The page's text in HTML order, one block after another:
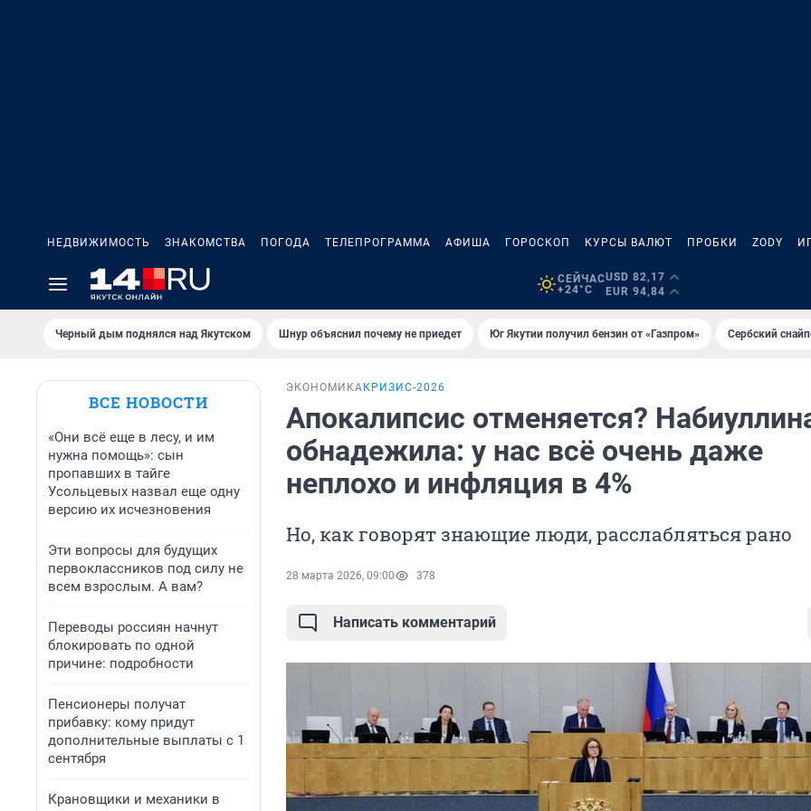
НЕДВИЖИМОСТЬ ЗНАКОМСТВА ПОГОДА ТЕЛЕПРОГРАММА АФИША ГОРОСКОП КУРСЫ ВАЛЮТ ПРОБКИ ZODY
СЕЙЧАС
+24°C
USD 82,17
EUR 94,84
Черный дым поднялся над Якутском Шнур объяснил почему не приедет Юг Якутии получил бензин от «Газпром» Сербский
ВСЕ НОВОСТИ
«Они всё еще в лесу, и им
нужна помощь»: сын
пропавших в тайге
Усольцевых назвал еще одну
версию их исчезновения
Эти вопросы для будущих
первоклассников под силу не
всем взрослым. А вам?
Переводы россиян начнут
блокировать по одной
причине: подробности
Пенсионеры получат
прибавку: кому придут
дополнительные выплаты с 1
сентября
Крановщики и механики в
ЭКОНОМИКА КРИЗИС-2026
Апокалипсис отменяется?
обнадежила: у нас всё очень даже
неплохо и инфляция в 4%
Но, как говорят знающие люди, расслабляться рано
28 марта 2026, 09:00 378
Написать комментарий